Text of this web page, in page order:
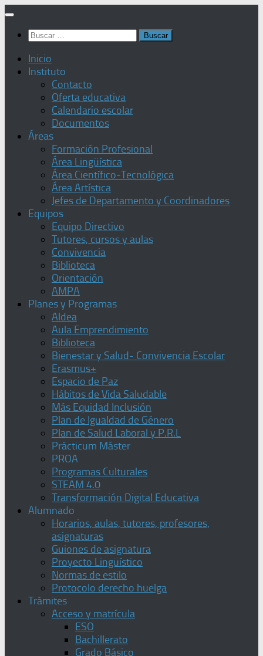
Saltar
contenido
Buscar:
Inicio
Instituto
Contacto
Oferta educativa
Calendario escolar
Documentos
Áreas
Formación Profesional
Área Lingüística
Área Científico-Tecnológica
Área Artística
Jefes de Departamento y Coordinadores
Equipos
Equipo Directivo
Tutores, cursos y aulas
Convivencia
Biblioteca
Orientación
AMPA
Planes y Programas
Aldea
Aula Emprendimiento
Biblioteca
Bienestar y Salud- Convivencia Escolar
Erasmus+
Espacio de Paz
Hábitos de Vida Saludable
Más Equidad Inclusión
Plan de Igualdad de Género
Plan de Salud Laboral y P.R.L
Prácticum Máster
PROA
Programas Culturales
STEAM 4.0
Transformación Digital Educativa
Alumnado
Horarios, aulas, tutores, profesores,
asignaturas
Guiones de asignatura
Proyecto Lingüístico
Normas de estilo
Protocolo derecho huelga
Trámites
Acceso y matrícula
ESO
Bachillerato
Grado Básico